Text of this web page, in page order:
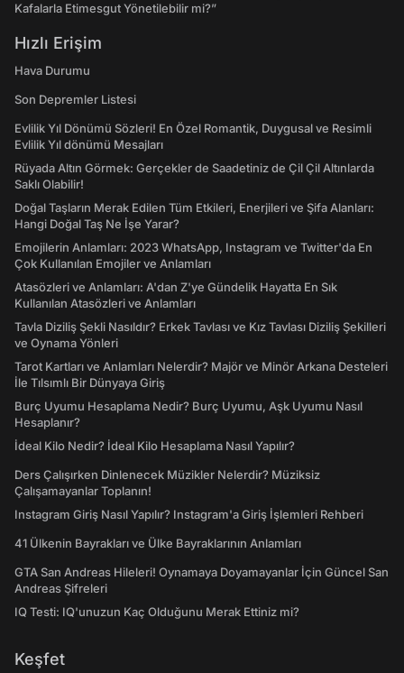
Kafalarla Etimesgut Yönetilebilir mi?”
Hızlı Erişim
Hava Durumu
Son Depremler Listesi
Evlilik Yıl Dönümü Sözleri! En Özel Romantik, Duygusal ve Resimli
Evlilik Yıl dönümü Mesajları
Rüyada Altın Görmek: Gerçekler de Saadetiniz de Çil Çil Altınlarda
Saklı Olabilir!
Doğal Taşların Merak Edilen Tüm Etkileri, Enerjileri ve Şifa Alanları:
Hangi Doğal Taş Ne İşe Yarar?
Emojilerin Anlamları: 2023 WhatsApp, Instagram ve Twitter'da En
Çok Kullanılan Emojiler ve Anlamları
Atasözleri ve Anlamları: A'dan Z'ye Gündelik Hayatta En Sık
Kullanılan Atasözleri ve Anlamları
Tavla Diziliş Şekli Nasıldır? Erkek Tavlası ve Kız Tavlası Diziliş Şekilleri
ve Oynama Yönleri
Tarot Kartları ve Anlamları Nelerdir? Majör ve Minör Arkana Desteleri
İle Tılsımlı Bir Dünyaya Giriş
Burç Uyumu Hesaplama Nedir? Burç Uyumu, Aşk Uyumu Nasıl
Hesaplanır?
İdeal Kilo Nedir? İdeal Kilo Hesaplama Nasıl Yapılır?
Ders Çalışırken Dinlenecek Müzikler Nelerdir? Müziksiz
Çalışamayanlar Toplanın!
Instagram Giriş Nasıl Yapılır? Instagram'a Giriş İşlemleri Rehberi
41 Ülkenin Bayrakları ve Ülke Bayraklarının Anlamları
GTA San Andreas Hileleri! Oynamaya Doyamayanlar İçin Güncel San
Andreas Şifreleri
IQ Testi: IQ'unuzun Kaç Olduğunu Merak Ettiniz mi?
Keşfet